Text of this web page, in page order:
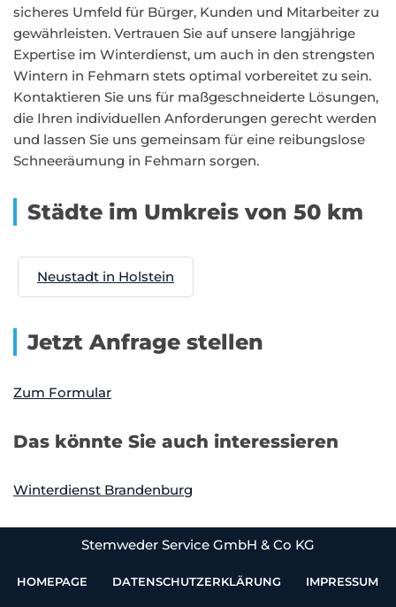
sicheres Umfeld für Bürger, Kunden und Mitarbeiter zu
gewährleisten. Vertrauen Sie auf unsere langjährige
Expertise im Winterdienst, um auch in den strengsten
Wintern in Fehmarn stets optimal vorbereitet zu sein.
Kontaktieren Sie uns für maßgeschneiderte Lösungen,
die Ihren individuellen Anforderungen gerecht werden
und lassen Sie uns gemeinsam für eine reibungslose
Schneeräumung in Fehmarn sorgen.
Städte im Umkreis von 50 km
Neustadt in Holstein
Jetzt Anfrage stellen
Zum Formular
Das könnte Sie auch interessieren
Winterdienst Brandenburg
Stemweder Service GmbH & Co KG
HOMEPAGE DATENSCHUTZERKLÄRUNG IMPRESSUM